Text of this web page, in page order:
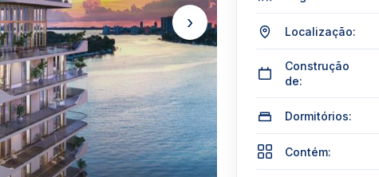
› Localização:
Construção
de:
Dormitórios:
Contém: